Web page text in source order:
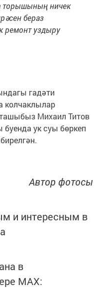
торышының ничек
бераз
ремонт уздыру
гадәти
колчаклылар
Михаил Титов
буенда ук суы бөркеп
Автор фотосы
и интересным в
в
MАХ: